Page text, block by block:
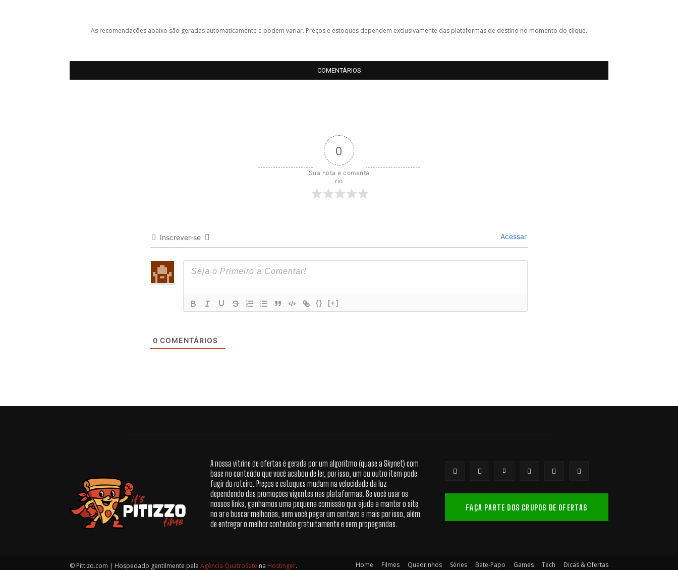
As recomendações abaixo são geradas automaticamente e podem variar. Preços e estoques dependem exclusivamente das plataformas de destino no momento do clique.
COMENTÁRIOS
0
Sua nota e comentá
rio
Inscrever-se Acessar
{} [+]
0 COMENTÁRIOS
A nossa vitrine de ofertas é gerada por um algoritmo (quase a Skynet) com
base no conteúdo que você acabou de ler, por isso, um ou outro item pode
fugir do roteiro. Preços e estoques mudam na velocidade da luz
dependendo das promoções vigentes nas plataformas. Se você usar os
nossos links, ganhamos uma pequena comissão que ajuda a manter o site
no ar e buscar melhorias, sem você pagar um centavo a mais por isso, além
de entregar o melhor conteúdo gratuitamente e sem propagandas.
FAÇA PARTE DOS GRUPOS DE OFERTAS
© Pittizo.com | Hospedado gentilmente pela Agência QuatroSete na Hostinger. Home Filmes Quadrinhos Séries Bate-Papo Games Tech Dicas & Ofertas